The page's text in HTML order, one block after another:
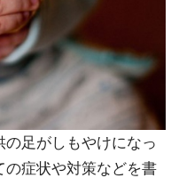
足がしもやけになっ
の症状や対策などを書